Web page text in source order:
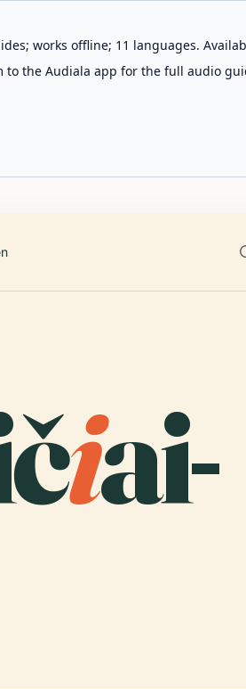
works offline; 11 languages.
to the Audiala app for the full audio
iai-